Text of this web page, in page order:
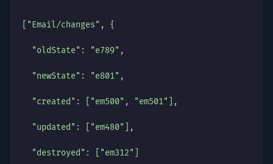
["Email/changes", {
  "oldState": "e789",
  "newState": "e801",
  "created": ["em500", "em501"],
  "updated": ["em480"],
  "destroyed": ["em312"]